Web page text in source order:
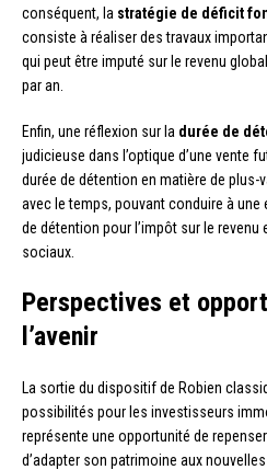
conséquent, la stratégie de déficit
consiste à réaliser des travaux
qui peut être imputé sur le revenu
par an.
Enfin, une réflexion sur la durée de
judicieuse dans l’optique d’une vente
durée de détention en matière de
avec le temps, pouvant conduire à
de détention pour l’impôt sur le
sociaux.
Perspectives et
l’avenir
La sortie du dispositif de Robien
possibilités pour les investisseurs
représente une opportunité de
d’adapter son patrimoine aux